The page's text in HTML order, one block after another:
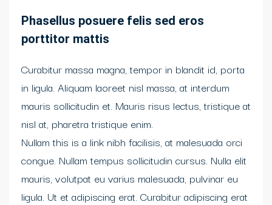
Phasellus posuere felis sed eros
porttitor mattis
Curabitur massa magna, tempor in blandit id, porta
in ligula. Aliquam laoreet nisl massa, at interdum
mauris sollicitudin et. Mauris risus lectus, tristique at
nisl at, pharetra tristique enim.
Nullam this is a link nibh facilisis, at malesuada orci
congue. Nullam tempus sollicitudin cursus. Nulla elit
mauris, volutpat eu varius malesuada, pulvinar eu
ligula. Ut et adipiscing erat. Curabitur adipiscing erat